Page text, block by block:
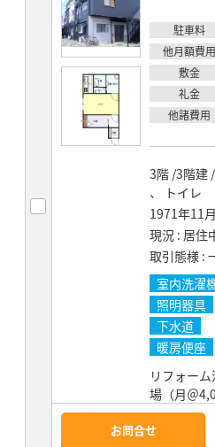
駐車料
他月額費用
敷金
礼金
他諸費用
3階 /3階建
、 トイレ
1971年11
現況 居住
取引態様
室内洗濯
照明器具
下水道
暖房便座
リフォー
場（月＠
お問合せ